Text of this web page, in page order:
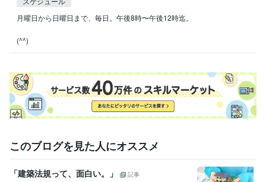
月曜日から日曜日まで、毎日。午後8時〜午後12時迄。
(^^)
このブログを見た人にオススメ
「建築法規って、面白い。」
記事